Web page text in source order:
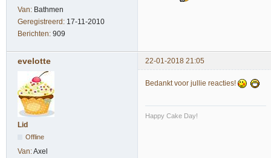
Van: Bathmen
Geregistreerd: 17-11-2010
Berichten: 909
evelotte 22-01-2018 21:05
Lid
Offline
Van:Axel
Bedankt voor jullie reacties!
Happy Cake Day!